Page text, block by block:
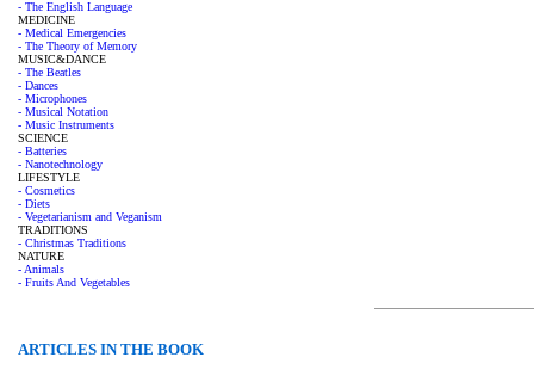
- The English Language
MEDICINE
- Medical Emergencies
- The Theory of Memory
MUSIC&DANCE
- The Beatles
- Dances
- Microphones
- Musical Notation
- Music Instruments
SCIENCE
- Batteries
- Nanotechnology
LIFESTYLE
- Cosmetics
- Diets
- Vegetarianism and Veganism
TRADITIONS
- Christmas Traditions
NATURE
- Animals
- Fruits And Vegetables
ARTICLES IN THE BOOK